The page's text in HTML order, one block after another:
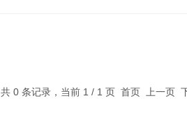
共 0 条记录，当前 1 / 1 页 首页 上一页